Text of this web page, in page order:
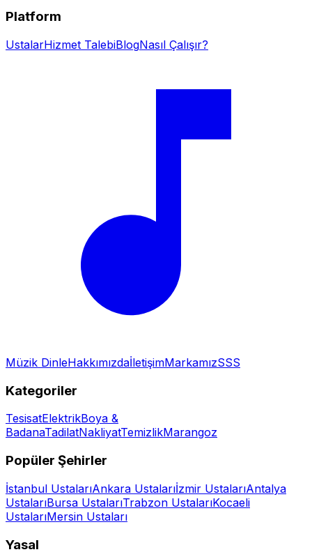
Platform
UstalarHizmet TalebiBlogNasıl Çalışır?
Müzik DinleHakkımızdaİletişimMarkamızSSS
Kategoriler
TesisatElektrikBoya &
BadanaTadilatNakliyatTemizlikMarangoz
Popüler Şehirler
İstanbul UstalarıAnkara Ustalarıİzmir UstalarıAntalya
UstalarıBursa UstalarıTrabzon UstalarıKocaeli
UstalarıMersin Ustaları
Yasal